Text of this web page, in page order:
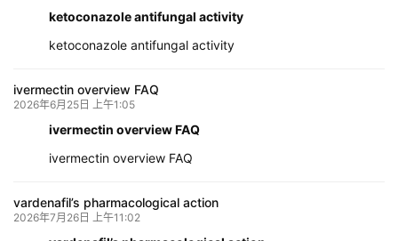
ketoconazole antifungal activity
ketoconazole antifungal activity
ivermectin overview FAQ
2026年6月25日 上午1:05
ivermectin overview FAQ
ivermectin overview FAQ
vardenafil’s pharmacological action
2026年7月26日 上午11:02